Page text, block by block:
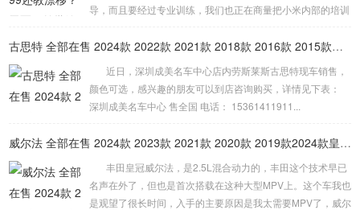
导，而且要经过专业训练，我们也正在商量把小米内部的培训
米驾校计划将为车主提供三项高级驾驶培训课程，包括内部高
车主的驾驶技能，特别是对于那些已经取得驾照但驾驶技术欠
佳的人群。但关于培训费用的具体细节，雷军并未在直播中提
及。 此事一出引发网友热议，有人提出...
古思特 全部在售 2024款 2022款 2021款 2018款 2016款 2015款深圳成美名车中心劳斯莱斯古思特限时优惠 目前503万元起售
近日，深圳成美名车中心店内劳斯莱斯古思特现车销售，
颜色可选，感兴趣的朋友可以到店咨询购买，详情见下表：
深圳成美名车中心 售全国 电话： 15361411911...
威尔法 全部在售 2024款 2023款 2021款 2020款 2019款2024款皇冠威尔法全新上市售价多少钱
丰田皇冠威尔法，是2.5L混合动力的，丰田这个技术早已
名声在外了，但也是首次搭载在这种大型MPV上。这个车我也
是观望了很长时间，入手的主要原因是我太需要MPV了，威尔